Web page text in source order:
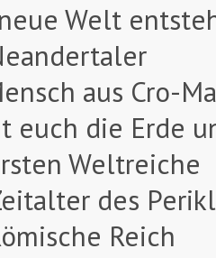
Welt
aus Cro-
euch die Erde
Weltreiche
des
Reich